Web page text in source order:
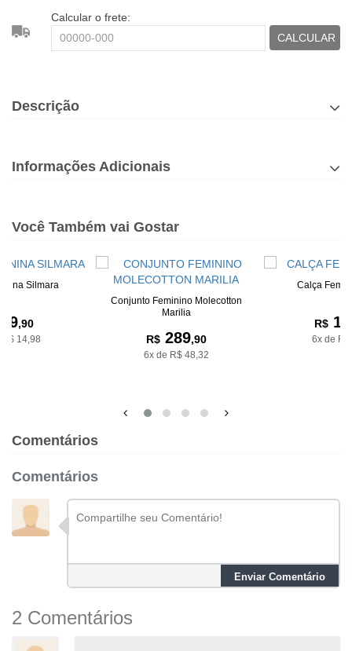
Calcular o frete:
CALCULAR
Descrição
Informações Adicionais
Você Também vai Gostar
Silmara
,90
14,98
Conjunto Feminino Molecotton
Marilia
R$289,90
6x de R$ 48,32
Calça
R$
6x de
Comentários
Comentários
Enviar Comentário
2 Comentários